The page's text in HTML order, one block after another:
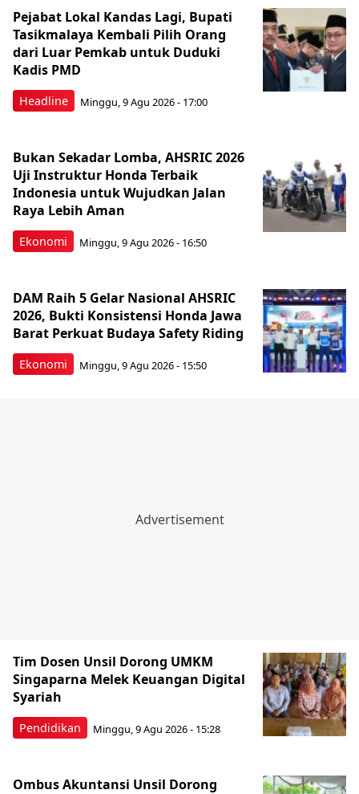
Headline
Pejabat Lokal Kandas Lagi, Bupati
Tasikmalaya Kembali Pilih Orang
dari Luar Pemkab untuk Duduki
Kadis PMD
Minggu, 9 Agu 2026 - 17:00
Ekonomi
Bukan Sekadar Lomba, AHSRIC 2026
Uji Instruktur Honda Terbaik
Indonesia untuk Wujudkan Jalan
Raya Lebih Aman
Minggu, 9 Agu 2026 - 16:50
Ekonomi
DAM Raih 5 Gelar Nasional AHSRIC
2026, Bukti Konsistensi Honda Jawa
Barat Perkuat Budaya Safety Riding
Minggu, 9 Agu 2026 - 15:50
Pendidikan
Tim Dosen Unsil Dorong UMKM
Singaparna Melek Keuangan Digital
Syariah
Minggu, 9 Agu 2026 - 15:28
Ombus Akuntansi Unsil Dorong